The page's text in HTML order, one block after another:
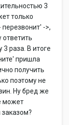
3
только
->,
ответить
3 раза. В итоге
пришла
получить
поэтому не
Ну бред же
может